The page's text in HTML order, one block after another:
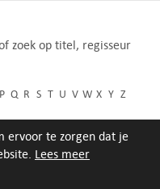
ervoor te zorgen dat je
Lees meer
zoek op titel, regisseur
P Q R S T U V W X Y Z